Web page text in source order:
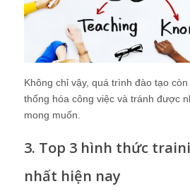
Không chỉ vậy, quá trình đào tạo
thống hóa công việc và tránh được
mong muốn.
3. Top 3 hình thức
nhất hiện nay